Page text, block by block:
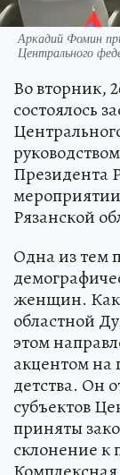
Аркадий Фомин
Центрального
Во вторник,
состоялось
Президента
Рязанской
Одна из тем
женщин. Как
областной
этом
акцентом на
детства. Он
субъектов
приняты
склонение к